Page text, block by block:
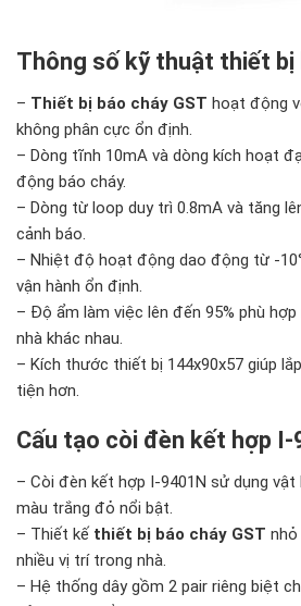
Thông số kỹ thuật thiết bị
– Thiết bị báo cháy GST hoạt động
không phân cực ổn định.
– Dòng tĩnh 10mA và dòng kích hoạt
động báo cháy.
– Dòng từ loop duy trì 0.8mA và tăng
cảnh báo.
– Nhiệt độ hoạt động dao động từ -
vận hành ổn định.
– Độ ẩm làm việc lên đến 95% phù
nhà khác nhau.
– Kích thước thiết bị 144x90x57 giúp
tiện hơn.
Cấu tạo còi đèn kết hợp I-
– Còi đèn kết hợp I-9401N sử dụng vật
màu trắng đỏ nổi bật.
– Thiết kế thiết bị báo cháy GST
nhiều vị trí trong nhà.
– Hệ thống dây gồm 2 pair riêng biệt